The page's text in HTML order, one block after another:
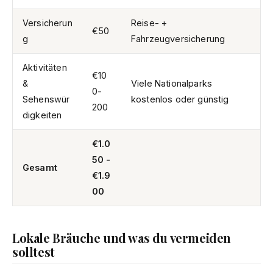
Versicherun
g
€50
Reise- +
Fahrzeugversicherung
Aktivitäten
&
Sehenswür
digkeiten
€10
0-
200
Viele Nationalparks
kostenlos oder günstig
Gesamt
€1.0
50 -
€1.9
00
Lokale Bräuche und was du vermeiden
solltest